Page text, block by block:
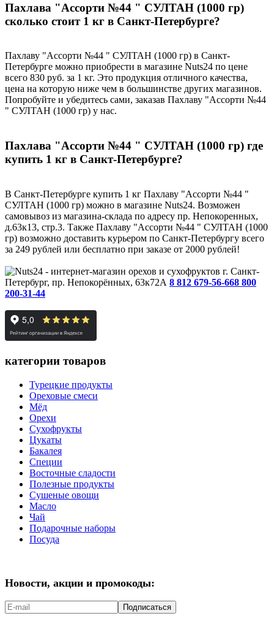
Пахлава "Ассорти №44 " СУЛТАН (1000 гр)
сколько стоит 1 кг в Санкт-Петербурге?
Пахлаву "Ассорти №44 " СУЛТАН (1000 гр) в Санкт-
Петербурге можно приобрести в магазине Nuts24 по цене
всего 830 руб. за 1 кг. Это продукция отличного качества,
цена на которую ниже чем в большинстве других магазинов.
Попробуйте и убедитесь сами, заказав Пахлаву "Ассорти №44
" СУЛТАН (1000 гр) у нас.
Пахлава "Ассорти №44 " СУЛТАН (1000 гр) где
купить 1 кг в Санкт-Петербурге?
В Санкт-Петербурге купить 1 кг Пахлаву "Ассорти №44 "
СУЛТАН (1000 гр) можно в магазине Nuts24. Возможен
самовывоз из магазина-склада по адресу пр. Непокоренных,
д.63к13, стр.3. Также Пахлаву "Ассорти №44 " СУЛТАН (1000
гр) возможно доставить курьером по Санкт-Петербургу всего
за 249 рублей или бесплатно при заказе от 2000 рублей!
г. Санкт-
Петербург, пр. Непокорённых, 63к72А 8 812 679-56-668 800
200-31-44
категории товаров
Турецкие продукты
Ореховые смеси
Мёд
Орехи
Сухофрукты
Цукаты
Бакалея
Специи
Восточные сладости
Полезные продукты
Сушеные овощи
Масло
Чай
Подарочные наборы
Посуда
Новости, акции и промокоды:
Подписаться